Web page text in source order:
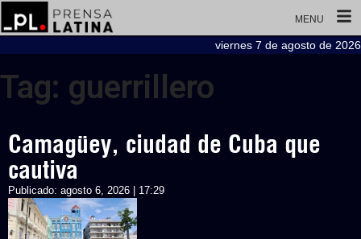
MENU
viernes 7 de agosto de 2026
Tag: guerrillero
Camagüey, ciudad de Cuba que
cautiva
Publicado: agosto 6, 2026 | 17:29